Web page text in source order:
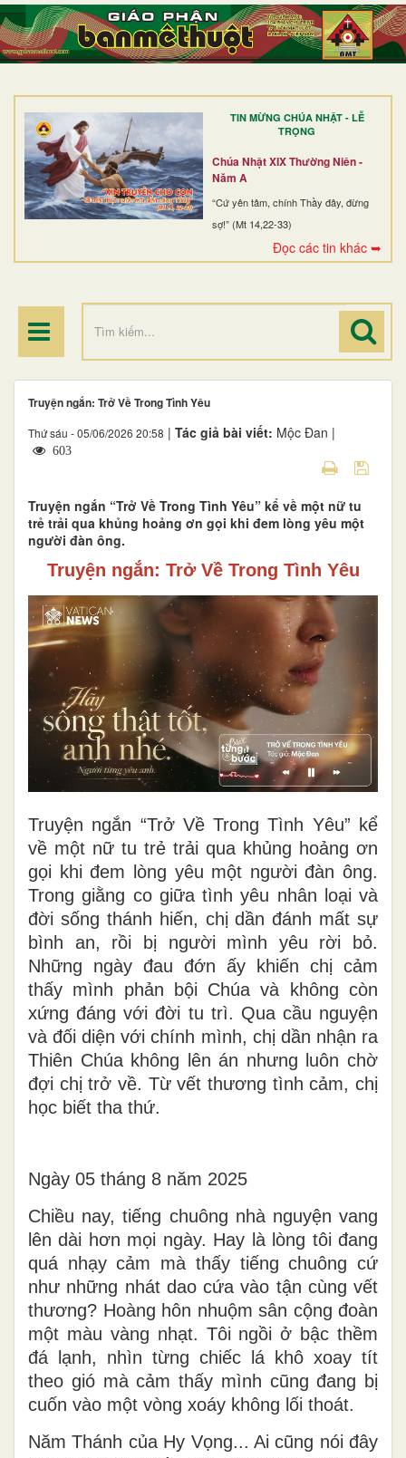
TIN MỪNG CHÚA NHẬT - LỄ
TRỌNG
Chúa Nhật XIX Thường Niên -
Năm A
“Cứ yên tâm, chính Thầy đây, đừng
sợ!” (Mt 14,22-33)
Đọc các tin khác ➥
TRANG NHẤT
GIỚI THIỆU
DÒNG TU
BAN MỤC VỤ
ĐOÀN THỂ CG
ĐIỂM HÀNH HƯƠNG
Truyện ngắn: Trở Về Trong Tình Yêu
Thứ sáu - 05/06/2026 20:58 | Tác giả bài viết: Mộc Đan |
603
Truyện ngắn “Trở Về Trong Tình Yêu” kể về một nữ tu
trẻ trải qua khủng hoảng ơn gọi khi đem lòng yêu một
người đàn ông.
Truyện ngắn: Trở Về Trong Tình Yêu
Truyện ngắn “Trở Về Trong Tình Yêu” kể
về một nữ tu trẻ trải qua khủng hoảng ơn
gọi khi đem lòng yêu một người đàn ông.
Trong giằng co giữa tình yêu nhân loại và
đời sống thánh hiến, chị dần đánh mất sự
bình an, rồi bị người mình yêu rời bỏ.
Những ngày đau đớn ấy khiến chị cảm
thấy mình phản bội Chúa và không còn
xứng đáng với đời tu trì. Qua cầu nguyện
và đối diện với chính mình, chị dần nhận ra
Thiên Chúa không lên án nhưng luôn chờ
đợi chị trở về. Từ vết thương tình cảm, chị
học biết tha thứ.
Ngày 05 tháng 8 năm 2025
Chiều nay, tiếng chuông nhà nguyện vang
lên dài hơn mọi ngày. Hay là lòng tôi đang
quá nhạy cảm mà thấy tiếng chuông cứ
như những nhát dao cứa vào tận cùng vết
thương? Hoàng hôn nhuộm sân cộng đoàn
một màu vàng nhạt. Tôi ngồi ở bậc thềm
đá lạnh, nhìn từng chiếc lá khô xoay tít
theo gió mà cảm thấy mình cũng đang bị
cuốn vào một vòng xoáy không lối thoát.
Năm Thánh của Hy Vọng... Ai cũng nói đây